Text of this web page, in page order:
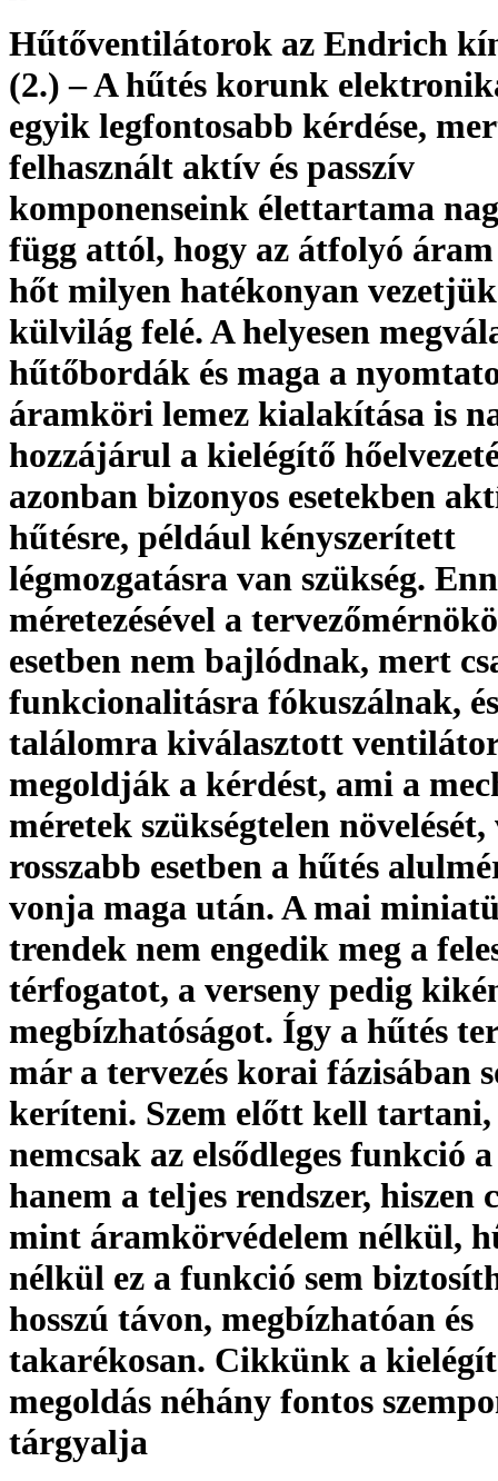
Hűtőventilátorok az Endrich
(2.) – A hűtés korunk
egyik legfontosabb kérdése,
felhasznált aktív és passzív
komponenseink élettartama
függ attól, hogy az átfolyó
hőt milyen hatékonyan
külvilág felé. A helyesen
hűtőbordák és maga a
áramköri lemez kialakítása is
hozzájárul a kielégítő
azonban bizonyos esetekben
hűtésre, például kényszerített
légmozgatásra van szükség.
méretezésével a
esetben nem bajlódnak, mert
funkcionalitásra fókuszálnak,
találomra kiválasztott
megoldják a kérdést, ami a
méretek szükségtelen növelését,
rosszabb esetben a hűtés
vonja maga után. A mai
trendek nem engedik meg a
térfogatot, a verseny pedig
megbízhatóságot. Így a hűtés
már a tervezés korai fázisában
keríteni. Szem előtt kell tartani,
nemcsak az elsődleges funkció
hanem a teljes rendszer, hiszen
mint áramkörvédelem nélkül,
nélkül ez a funkció sem
hosszú távon, megbízhatóan és
takarékosan. Cikkünk a
megoldás néhány fontos
tárgyalja